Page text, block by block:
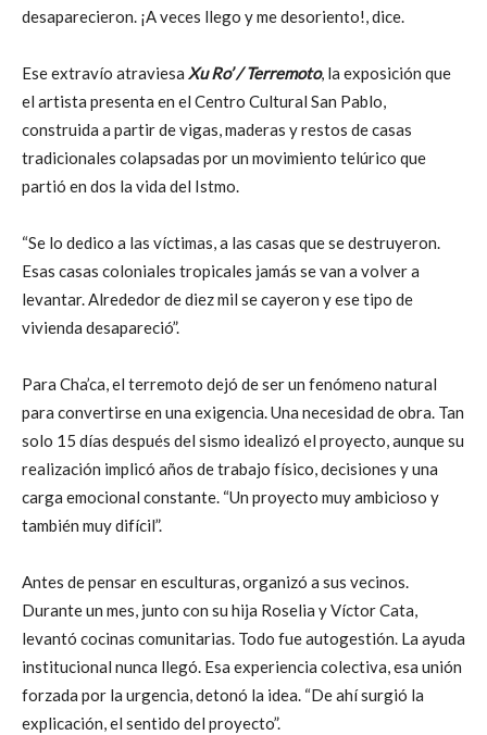
desaparecieron. ¡A veces llego y me desoriento!, dice.
Ese extravío atraviesa Xu Ro’ / Terremoto, la exposición que
el artista presenta en el Centro Cultural San Pablo,
construida a partir de vigas, maderas y restos de casas
tradicionales colapsadas por un movimiento telúrico que
partió en dos la vida del Istmo.
“Se lo dedico a las víctimas, a las casas que se destruyeron.
Esas casas coloniales tropicales jamás se van a volver a
levantar. Alrededor de diez mil se cayeron y ese tipo de
vivienda desapareció”.
Para Cha’ca, el terremoto dejó de ser un fenómeno natural
para convertirse en una exigencia. Una necesidad de obra. Tan
solo 15 días después del sismo idealizó el proyecto, aunque su
realización implicó años de trabajo físico, decisiones y una
carga emocional constante. “Un proyecto muy ambicioso y
también muy difícil”.
Antes de pensar en esculturas, organizó a sus vecinos.
Durante un mes, junto con su hija Roselia y Víctor Cata,
levantó cocinas comunitarias. Todo fue autogestión. La ayuda
institucional nunca llegó. Esa experiencia colectiva, esa unión
forzada por la urgencia, detonó la idea. “De ahí surgió la
explicación, el sentido del proyecto”.